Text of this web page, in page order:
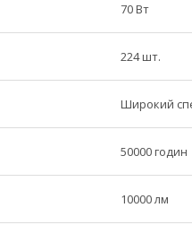
70 Вт
224 шт.
Широкий
50000 годин
10000 лм